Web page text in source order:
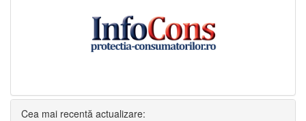
Cea mai recentă actualizare: